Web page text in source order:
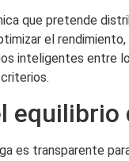
que pretende
el
inteligentes entre
equilibrio
es transparente